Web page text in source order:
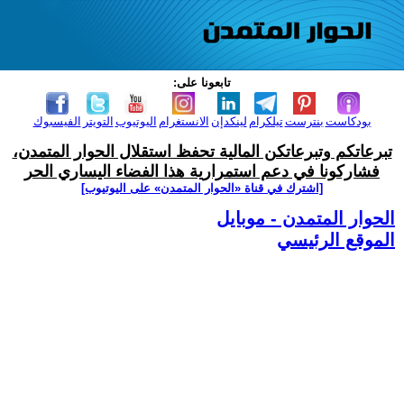
تابعونا على:
الفيسبوك التويتر اليوتيوب الانستغرام لينكدإن تيلكرامبنترست بودكاست
تبرعاتكم وتبرعاتكن المالية تحفظ استقلال الحوار المتمدن،
فشاركونا في دعم استمرارية هذا الفضاء اليساري الحر
[اشترك في قناة ‫«الحوار المتمدن» على اليوتيوب]
الحوار المتمدن - موبايل
الموقع الرئيسي